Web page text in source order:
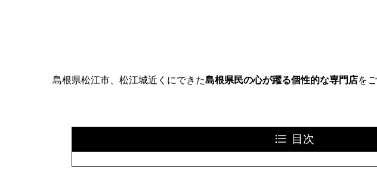
島根県松江市、松江城近くにできた島根県民の心が躍る個性的な専門店を
目次